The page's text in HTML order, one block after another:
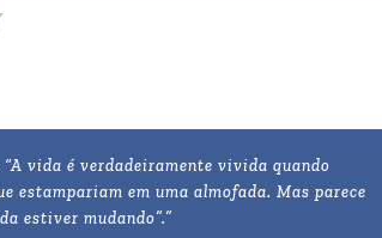
vida é verdadeiramente vivida quando
estampariam em uma almofada. Mas parece
estiver mudando”.”